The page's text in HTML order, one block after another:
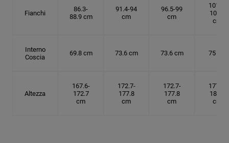
Fianchi
86.3-
88.9 cm
91.4-94
cm
96.5-99
cm
101.6-
104.1
cm
Interno
Coscia
69.8 cm 73.6 cm 73.6 cm 75 cm
Altezza
167.6-
172.7
cm
172.7-
177.8
cm
172.7-
177.8
cm
177.8-
182.9
cm